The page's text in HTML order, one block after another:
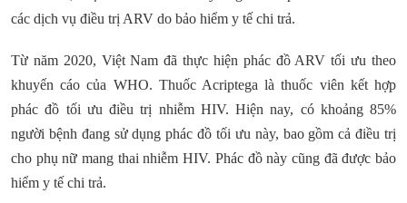
các dịch vụ điều trị ARV do bảo hiểm y tế chi trả.
Từ năm 2020, Việt Nam đã thực hiện phác đồ ARV tối ưu theo
khuyến cáo của WHO. Thuốc Acriptega là thuốc viên kết hợp
phác đồ tối ưu điều trị nhiễm HIV. Hiện nay, có khoảng 85%
người bệnh đang sử dụng phác đồ tối ưu này, bao gồm cả điều trị
cho phụ nữ mang thai nhiễm HIV. Phác đồ này cũng đã được bảo
hiểm y tế chi trả.